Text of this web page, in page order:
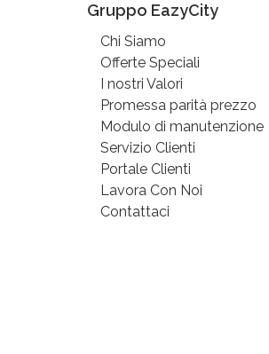
Gruppo EazyCity
Chi Siamo
Offerte Speciali
I nostri Valori
Promessa parità prezzo
Modulo di manutenzione
Servizio Clienti
Portale Clienti
Lavora Con Noi
Contattaci